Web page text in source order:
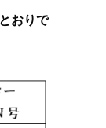
おりで